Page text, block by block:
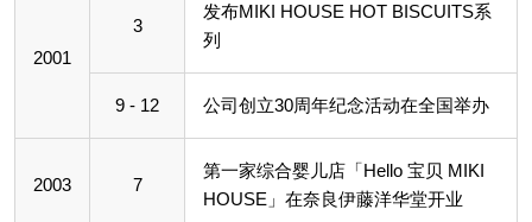
2001
3
发布MIKI HOUSE HOT BISCUITS系
列
9 - 12 公司创立30周年纪念活动在全国举办
2003 7
第一家综合婴儿店「Hello 宝贝 MIKI
HOUSE」在奈良伊藤洋华堂开业